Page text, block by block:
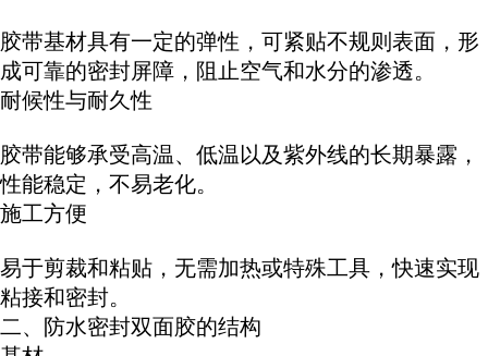
胶带基材具有一定的弹性，可紧贴不规则表面，形
成可靠的密封屏障，阻止空气和水分的渗透。
耐候性与耐久性
胶带能够承受高温、低温以及紫外线的长期暴露，
性能稳定，不易老化。
施工方便
易于剪裁和粘贴，无需加热或特殊工具，快速实现
粘接和密封。
二、防水密封双面胶的结构